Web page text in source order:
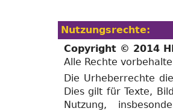
Nutzungsrechte:
Copyright © 2014
Alle Rechte
Die Urheberrechte
Dies gilt für Texte,
Nutzung,